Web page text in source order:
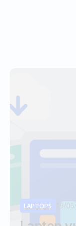
LAPTOPS 19/06/2026
LAPTOPS 19/
LAPTOPS